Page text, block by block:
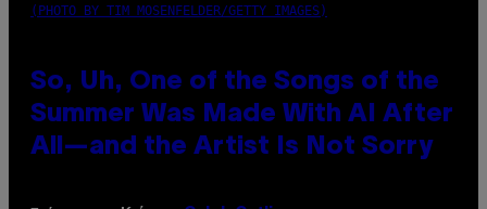
(PHOTO BY TIM MOSENFELDER/GETTY IMAGES)
So, Uh, One of the Songs of the
Summer Was Made With AI After
All—and the Artist Is Not Sorry